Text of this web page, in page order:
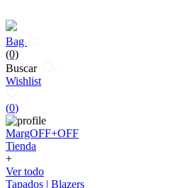
Bag
(0)
Buscar
Wishlist
(0)
MargOFF+OFF
Tienda
+
Ver todo
Tapados | Blazers